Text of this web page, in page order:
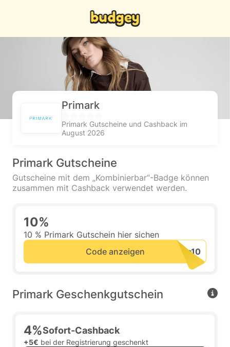
Primark
Primark Gutscheine und Cashback im
August 2026
Primark Gutscheine
Gutscheine mit dem „Kombinierbar“-Badge können
zusammen mit Cashback verwendet werden.
10%
10 % Primark Gutschein hier sichen
Code anzeigen
Primark Geschenkgutschein
4%Sofort-Cashback
+5€ bei der Registrierung geschenkt